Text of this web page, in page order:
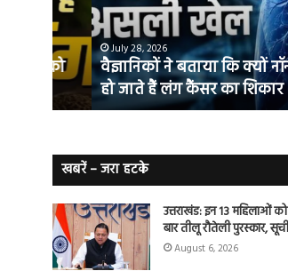
नॉन-
स्मोकर्स
भी
हो
हैं
शिकार
July 28, 2026
वैज्ञानिकों ने बताया कि क्यों नॉन-
हो जाते हैं लंग कैंसर का शिकार
खबरें – जरा हटके
उत्तराखंड: इन 13 महिलाओं
बार तीलू रौतेली पुरस्कार,
August 6, 2026